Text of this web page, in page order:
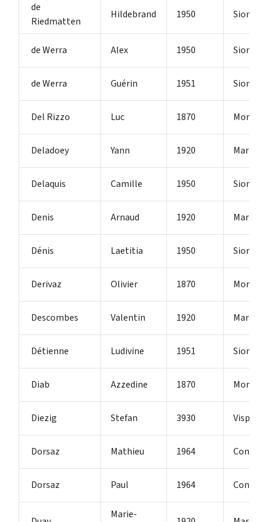
de
Riedmatten
Hildebrand 1950 Sion 2
de Werra Alex 1950 Sion
de Werra Guérin 1951 Sion
Del Rizzo Luc 1870
Deladoey Yann 1920
Delaquis Camille 1950 Sion
Denis Arnaud 1920
Dénis Laetitia 1950 Sion
Derivaz Olivier 1870
Descombes Valentin 1920
Détienne Ludivine 1951 Sion
Diab Azzedine 1870
Diezig Stefan 3930 Visp
Dorsaz Mathieu 1964 Conthey
Dorsaz Paul 1964
Marie-